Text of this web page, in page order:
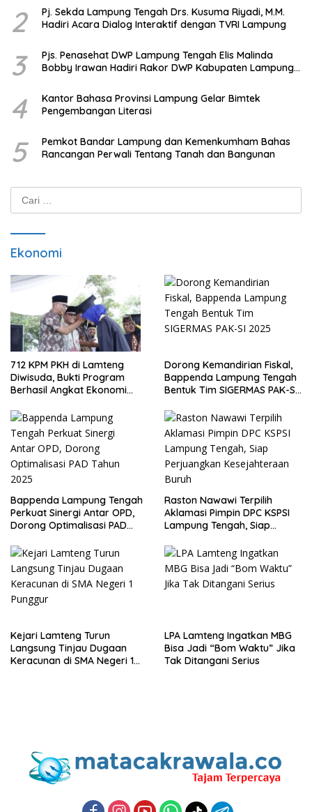
2
Pj. Sekda Lampung Tengah Drs. Kusuma Riyadi, M.M.
Hadiri Acara Dialog Interaktif dengan TVRI Lampung
3
Pjs. Penasehat DWP Lampung Tengah Elis Malinda
Bobby Irawan Hadiri Rakor DWP Kabupaten Lampung
4
Kantor Bahasa Provinsi Lampung Gelar Bimtek
Pengembangan Literasi
5
Pemkot Bandar Lampung dan Kemenkumham Bahas
Rancangan Perwali Tentang Tanah dan Bangunan
Cari
untuk:
Ekonomi
712 KPM PKH di Lamteng
Diwisuda, Bukti Program
Berhasil Angkat Ekonomi
Dorong Kemandirian Fiskal,
Bappenda Lampung Tengah
Bentuk Tim SIGERMAS PAK-SI
Bappenda Lampung Tengah
Perkuat Sinergi Antar OPD,
Dorong Optimalisasi PAD
Raston Nawawi Terpilih
Aklamasi Pimpin DPC KSPSI
Lampung Tengah, Siap
Buruh
Kejari Lamteng Turun
Langsung Tinjau Dugaan
Keracunan di SMA Negeri 1
LPA Lamteng Ingatkan MBG
Bisa Jadi “Bom Waktu” Jika
Tak Ditangani Serius